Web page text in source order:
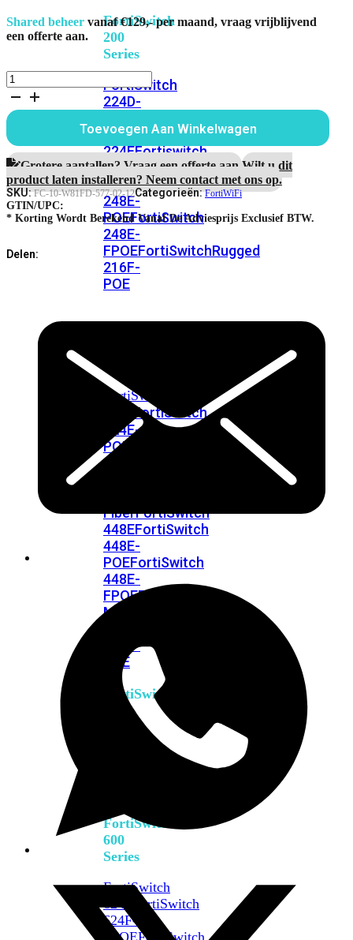
FortiSwitch
200
Series
FortiSwitch
224D-
248DFortiSwitch
224EFortiswitch
224E-
POEFortiSwitch
248E-
POEFortiSwitch
248E-
FPOEFortiSwitchRugged
216F-
POE
FortiSwitch
FortiSwitch
424E-
POE
424E-
FiberFortiSwitch
448EFortiSwitch
448E-
POEFortiSwitch
448E-
FPOEFortiSwitch
M426E-
424F-
POE
FortiSwitch
FortiSwitch
600
Series
FortiSwitch
624F
FortiSwitch
624F-
FPOEFortiSwitch
Shared beheer vanaf €129,- per maand, vraag vrijblijvend
een offerte aan.
FortiWiFi-
81F-
3G4G-
POE
1
jaar
Inline
Malware
Prevention
Service
Toevoegen Aan Winkelwagen
Grotere aantallen? Vraag een offerte aan.Wilt u dit
product laten installeren? Neem contact met ons op.
SKU:FC-10-W81FD-577-02-12Categorieën:FortiWiFi
GTIN/UPC:
* Korting Wordt Berekend Vanaf De Adviesprijs Exclusief BTW.
Delen: